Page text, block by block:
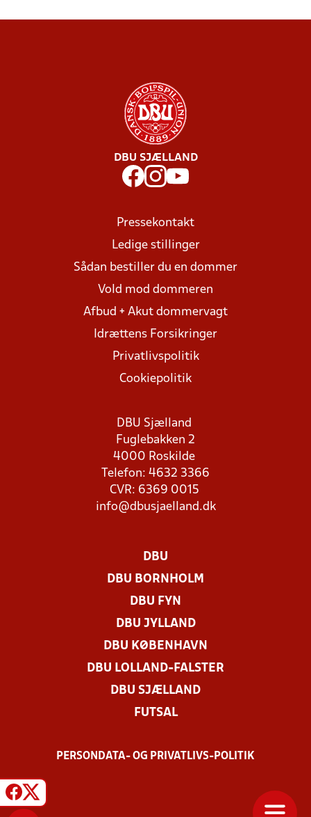
DBU SJÆLLAND
Pressekontakt
Ledige stillinger
Sådan bestiller du en dommer
Vold mod dommeren
Afbud + Akut dommervagt
Idrættens Forsikringer
Privatlivspolitik
Cookiepolitik
DBU Sjælland
Fuglebakken 2
4000 Roskilde
Telefon: 4632 3366
CVR: 6369 0015
info@dbusjaelland.dk
DBU
DBU BORNHOLM
DBU FYN
DBU JYLLAND
DBU KØBENHAVN
DBU LOLLAND-FALSTER
DBU SJÆLLAND
FUTSAL
PERSONDATA- OG PRIVATLIVS-POLITIK